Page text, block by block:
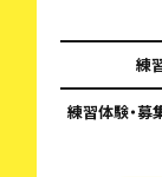
練
練習体験・募